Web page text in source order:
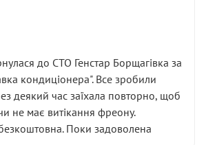
до СТО Генстар Борщагівка за
кондиціонера". Все зробили
деякий час заїхала повторно, щоб
не має витікання фреону.
Поки задоволена